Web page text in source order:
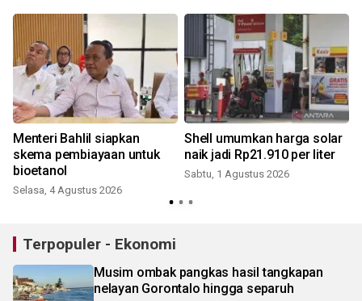
Menteri Bahlil siapkan
skema pembiayaan untuk
bioetanol
Selasa, 4 Agustus 2026
Shell umumkan harga solar
naik jadi Rp21.910 per liter
Sabtu, 1 Agustus 2026
Terpopuler - Ekonomi
Musim ombak pangkas hasil tangkapan
nelayan Gorontalo hingga separuh